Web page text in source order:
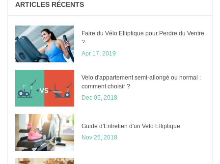
ARTICLES RÉCENTS
Faire du Vélo Elliptique pour Perdre du Ventre
?
Apr 17, 2019
Velo d'appartement semi-allongé ou normal :
comment choisir ?
Dec 05, 2018
Guide d'Entretien d'un Velo Elliptique
Nov 26, 2018